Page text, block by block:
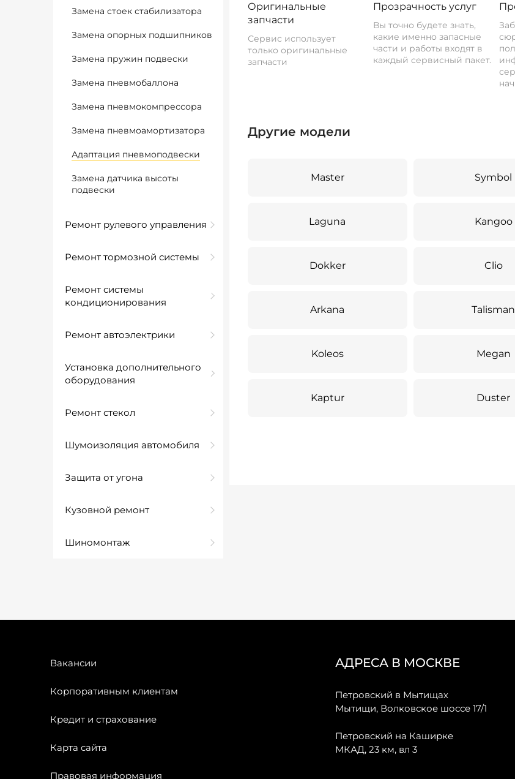
Замена стоек стабилизатора
Замена опорных подшипников
Замена пружин подвески
Замена пневмобаллона
Замена пневмокомпрессора
Замена пневмоамортизатора
Адаптация пневмоподвески
Замена датчика высоты
подвески
Ремонт рулевого управления
Ремонт тормозной системы
Ремонт системы
кондиционирования
Ремонт автоэлектрики
Установка дополнительного
оборудования
Ремонт стекол
Шумоизоляция автомобиля
Защита от угона
Кузовной ремонт
Шиномонтаж
Оригинальные
запчасти
Сервис использует
только оригинальные
запчасти
Прозрачность услуг
Вы точно будете знать,
какие именно запасные
части и работы входят в
каждый сервисный пакет.
Другие модели
Master Symbol
Laguna Kangoo
Dokker Clio
Arkana Talisman
Koleos Megan
Kaptur Duster
Вакансии
Корпоративным клиентам
Кредит и страхование
Карта сайта
Правовая информация
АДРЕСА В МОСКВЕ
Петровский в Мытищах
Мытищи, Волковское шоссе 17/1
Петровский на Каширке
МКАД, 23 км, вл 3